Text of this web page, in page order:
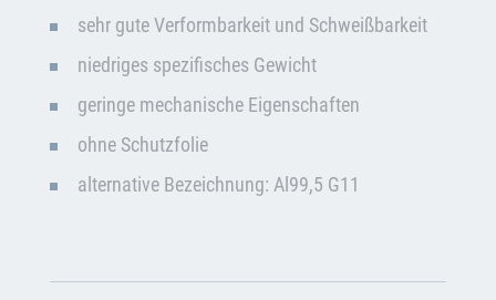
sehr gute Verformbarkeit und Schweißbarkeit
niedriges spezifisches Gewicht
geringe mechanische Eigenschaften
ohne Schutzfolie
alternative Bezeichnung: Al99,5 G11